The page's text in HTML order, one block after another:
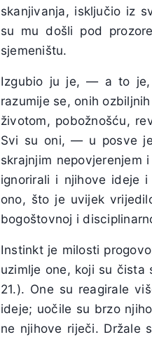
skanjivanja, isključio iz
su mu došli pod
sjemeništu.
Izgubio ju je, — a to je,
razumije se, onih
životom, pobožnošću,
Svi su oni, — u posve
skrajnjim nepovjerenjem
ignorirali i njihove ideje
ono, što je uvijek
bogoštovnoj i
Instinkt je milosti
uzimlje one, koji su
21.). One su reagirale
ideje; uočile su brzo
ne njihove riječi. Držale